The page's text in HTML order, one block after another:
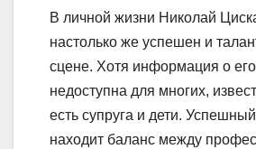
В личной жизни Николай
настолько же успешен и
сцене. Хотя информация о
недоступна для многих,
есть супруга и дети.
находит баланс между